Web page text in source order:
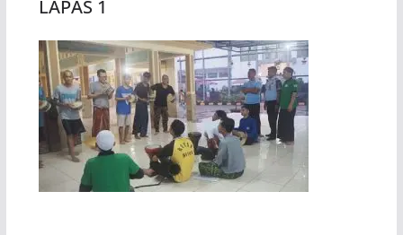
LAPAS 1